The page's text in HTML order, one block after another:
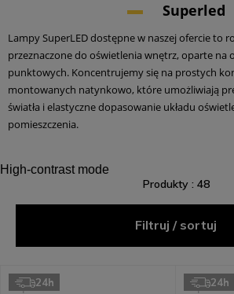
Superled
Lampy SuperLED dostępne w naszej ofercie to
przeznaczone do oświetlenia wnętrz, oparte na
punktowych. Koncentrujemy się na prostych
montowanych natynkowo, które umożliwiają
światła i elastyczne dopasowanie układu
pomieszczenia.
High-contrast mode
Produkty : 48
Filtruj / sortuj
Superled
24h
Superled
24h